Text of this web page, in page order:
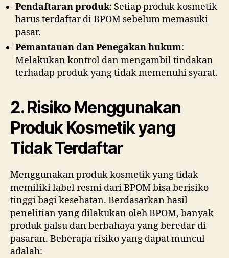
Pendaftaran produk: Setiap produk kosmetik
harus terdaftar di BPOM sebelum memasuki
pasar.
Pemantauan dan Penegakan hukum:
Melakukan kontrol dan mengambil tindakan
terhadap produk yang tidak memenuhi syarat.
2. Risiko Menggunakan
Produk Kosmetik yang
Tidak Terdaftar
Menggunakan produk kosmetik yang tidak
memiliki label resmi dari BPOM bisa berisiko
tinggi bagi kesehatan. Berdasarkan hasil
penelitian yang dilakukan oleh BPOM, banyak
produk palsu dan berbahaya yang beredar di
pasaran. Beberapa risiko yang dapat muncul
adalah: